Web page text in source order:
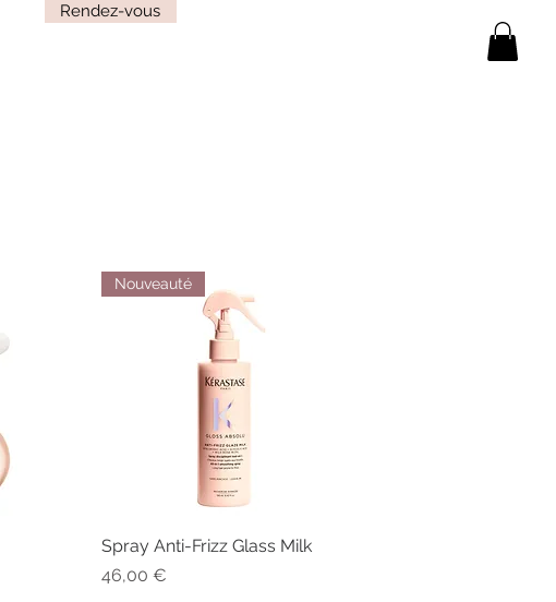
Rendez-vous
Aperçu rapide
Nouveauté
Spray Anti-Frizz Glass Milk
Prix
46,00 €